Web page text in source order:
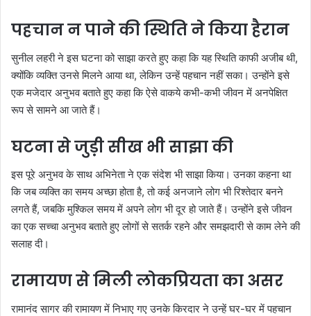
पहचान न पाने की स्थिति ने किया हैरान
सुनील लहरी ने इस घटना को साझा करते हुए कहा कि यह स्थिति काफी अजीब थी,
क्योंकि व्यक्ति उनसे मिलने आया था, लेकिन उन्हें पहचान नहीं सका। उन्होंने इसे
एक मजेदार अनुभव बताते हुए कहा कि ऐसे वाकये कभी-कभी जीवन में अनपेक्षित
रूप से सामने आ जाते हैं।
घटना से जुड़ी सीख भी साझा की
इस पूरे अनुभव के साथ अभिनेता ने एक संदेश भी साझा किया। उनका कहना था
कि जब व्यक्ति का समय अच्छा होता है, तो कई अनजाने लोग भी रिश्तेदार बनने
लगते हैं, जबकि मुश्किल समय में अपने लोग भी दूर हो जाते हैं। उन्होंने इसे जीवन
का एक सच्चा अनुभव बताते हुए लोगों से सतर्क रहने और समझदारी से काम लेने की
सलाह दी।
रामायण से मिली लोकप्रियता का असर
रामानंद सागर की रामायण में निभाए गए उनके किरदार ने उन्हें घर-घर में पहचान